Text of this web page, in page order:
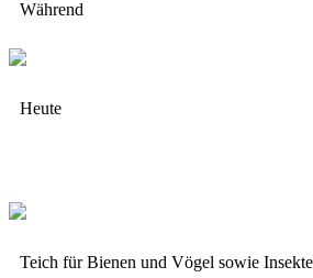
Während
Heute
Teich für Bienen und Vögel sowie